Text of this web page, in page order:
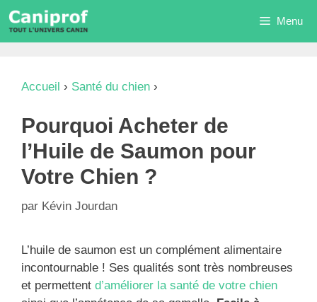
Aller
au
contenu
Menu
Accueil › Santé du chien ›
Pourquoi Acheter de
l’Huile de Saumon pour
Votre Chien ?
par Kévin Jourdan
L’huile de saumon est un complément alimentaire
incontournable ! Ses qualités sont très nombreuses
et permettent d’améliorer la santé de votre chien